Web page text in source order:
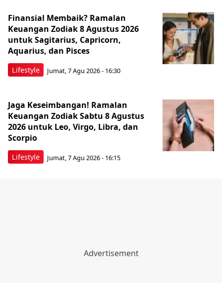
Lifestyle
Finansial Membaik? Ramalan
Keuangan Zodiak 8 Agustus 2026
untuk Sagitarius, Capricorn,
Aquarius, dan Pisces
Jumat, 7 Agu 2026 - 16:30
Lifestyle
Jaga Keseimbangan! Ramalan
Keuangan Zodiak Sabtu 8 Agustus
2026 untuk Leo, Virgo, Libra, dan
Scorpio
Jumat, 7 Agu 2026 - 16:15